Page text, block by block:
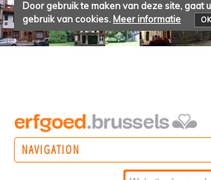
Door gebruik te maken van deze site, gaat
gebruik van cookies. Meer informatie OK
NAVIGATION
Zoek